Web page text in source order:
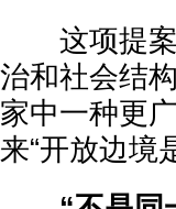
这项提案
治和社会结
家中一种更
来“开放边境